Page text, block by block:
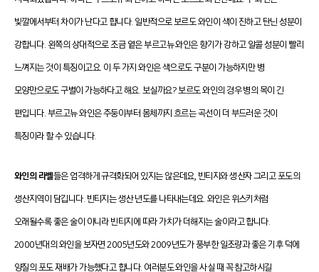
빛깔에서부터 차이가 난다고 합니다. 일반적으로 보르도 와인이 색이 진하고 탄닌 성분이
강합니다. 왼쪽의 상대적으로 조금 옅은 부르고뉴 와인은 향기가 강하고 알콜 성분이 빨리
느껴지는 것이 특징이고요. 이 두 가지 와인은 색으로도 구분이 가능하지만 병
모양만으로도 구별이 가능하다고 해요. 보실까요? 보르도 와인의 경우 병의 목이 긴
편입니다. 부르고뉴 와인은 주둥이부터 몸체까지 흐르는 곡선이 더 부드러운 것이
특징이라 할 수 있습니다.
와인의 라벨들은 엄격하게 규격화되어 있지는 않은데요, 빈티지와 생산자 그리고 포도의
생산지역이 담깁니다. 빈티지는 생산 년도를 나타내는데요. 와인은 위스키처럼
오래될수록 좋은 술이 아니라 빈티지에 따라 가치가 더해지는 술이라고 합니다.
2000년대의 와인을 보자면 2005년도와 2009년도가 풍부한 일조량과 좋은 기후 덕에
양질의 포도 재배가 가능했다고 합니다. 여러분도 와인을 사실 때 꼭 참고하시길